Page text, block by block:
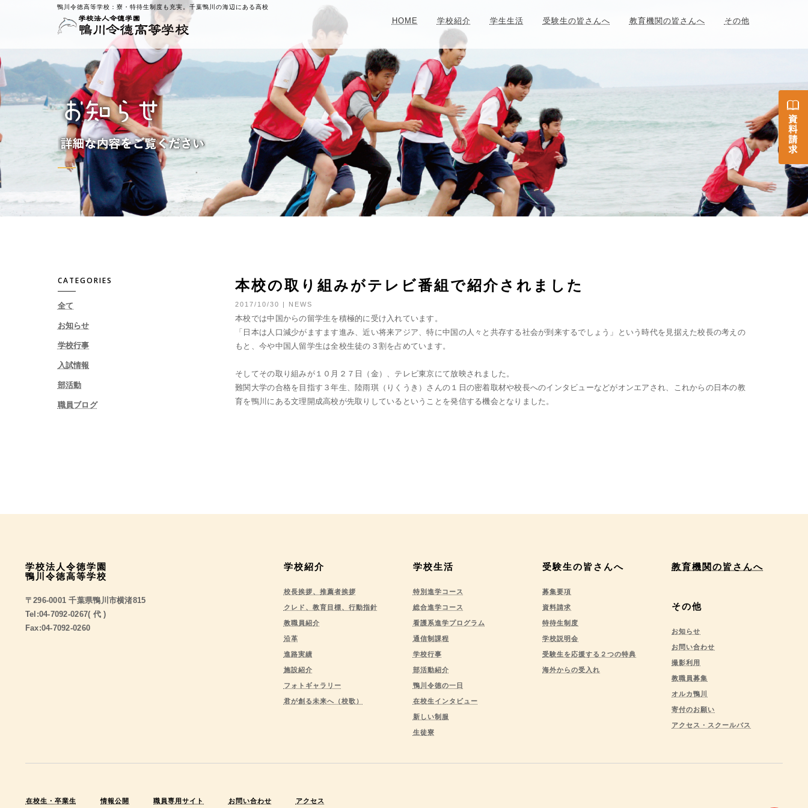
鴨川令徳高等学校： 寮・特待生制度も充実。千葉鴨川の海辺にある高校
HOME 学校紹介 学生生活 受験生の皆さんへ 教育機関の皆さんへ その他
CATEGORIES
全て
お知らせ
学校行事
入試情報
部活動
職員ブログ
本校の取り組みがテレビ番組で紹介されました
2017/10/30 | NEWS
本校では中国からの留学生を積極的に受け入れています。
「日本は人口減少がますます進み、近い将来アジア、特に中国の人々と共存する社会が到来するでしょう」という時代を見据えた校長の考えの
もと、今や中国人留学生は全校生徒の３割を占めています。
そしてその取り組みが１０月２７日（金）、テレビ東京にて放映されました。
難関大学の合格を目指す３年生、陸雨琪（りくうき）さんの１日の密着取材や校長へのインタビューなどがオンエアされ、これからの日本の教
育を鴨川にある文理開成高校が先取りしているということを発信する機会となりました。
学校法人令徳学園
鴨川令徳高等学校
〒296-0001 千葉県鴨川市横渚815
Tel:04-7092-0267( 代 )
Fax:04-7092-0260
学校紹介
校長挨拶、推薦者挨拶
クレド、教育目標、行動指針
教職員紹介
沿革
進路実績
施設紹介
フォトギャラリー
君が創る未来へ（校歌）
学校生活
特別進学コース
総合進学コース
看護系進学プログラム
通信制課程
学校行事
部活動紹介
鴨川令徳の一日
在校生インタビュー
新しい制服
生徒寮
受験生の皆さんへ
募集要項
資料請求
特待生制度
学校説明会
受験生を応援する２つの特典
海外からの受入れ
教育機関の皆さんへ
その他
お知らせ
お問い合わせ
撮影利用
教職員募集
オルカ鴨川
寄付のお願い
アクセス・スクールバス
在校生・卒業生 情報公開 職員専用サイト お問い合わせ アクセス